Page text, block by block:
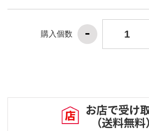
購入個数
お店で受け
（送料無料）